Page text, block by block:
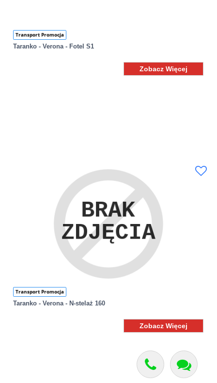
Transport Promocja
Taranko - Verona - Fotel S1
Zobacz Więcej
Transport Promocja
Taranko - Verona - N-stelaż 160
Zobacz Więcej